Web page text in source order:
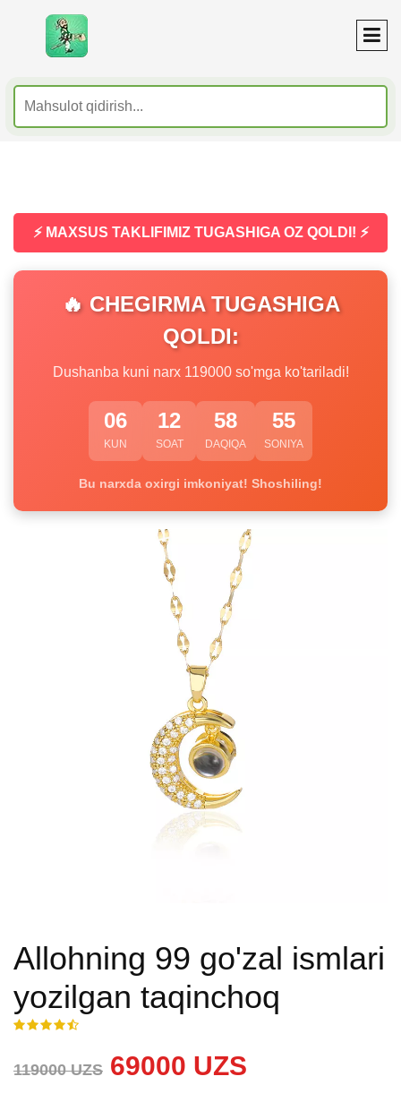
⚡ MAXSUS TAKLIFIMIZ TUGASHIGA OZ QOLDI! ⚡
🔥 CHEGIRMA TUGASHIGA
QOLDI:
Dushanba kuni narx 119000 so'mga ko'tariladi!
06
KUN
12
SOAT
58
DAQIQA
54
SONIYA
Bu narxda oxirgi imkoniyat! Shoshiling!
Allohning 99 go'zal ismlari
yozilgan taqinchoq
119000 UZS 69000 UZS